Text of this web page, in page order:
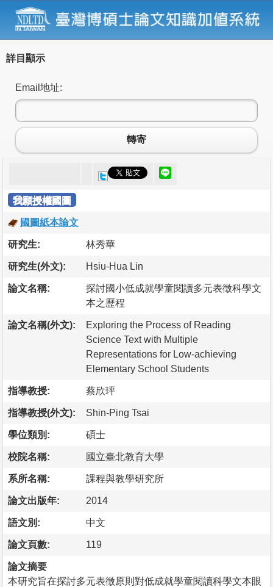
詳目顯示
Email地址:
轉寄
我願授權國圖
國圖紙本論文
研究生: 林秀華
研究生(外文): Hsiu-Hua Lin
論文名稱:
探討國小低成就學童閱讀多元表徵科學文
本之歷程
論文名稱(外文):
Exploring the Process of Reading
Science Text with Multiple
Representations for Low-achieving
Elementary School Students
指導教授: 蔡欣玶
指導教授(外文): Shin-Ping Tsai
學位類別: 碩士
校院名稱: 國立臺北教育大學
系所名稱: 課程與教學研究所
論文出版年: 2014
語文別: 中文
論文頁數: 119
論文摘要
本研究旨在探討多元表徵原則對低成就學童閱讀科學文本眼